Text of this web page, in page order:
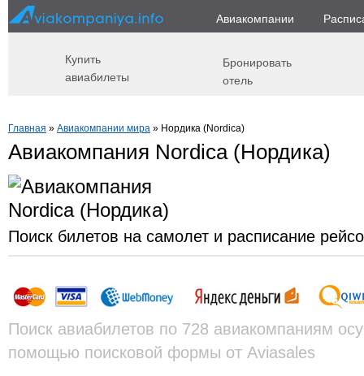
Авиакомпании
Купить
авиабилеты
Бронировать
отель
Главная » Авиакомпании мира » Нордика (Nordica)
Авиакомпания Nordica (Нордика)
Поиск билетов на самолет и расписание
Поиск авиабилетов по 728 авиакомпаниям
помощью поисковой формы от Aviasales